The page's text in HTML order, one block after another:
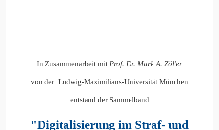
In Zusammenarbeit mit Prof. Dr. Mark A. Zöller
von der Ludwig-Maximilians-Universität München
entstand der Sammelband
"Digitalisierung im Straf- und